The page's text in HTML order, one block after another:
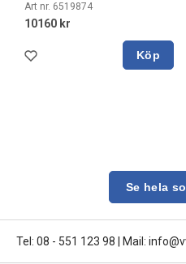
Art nr. 6519874
10160 kr
Köp
Se hela
Tel: 08 - 551 123 98 Mail: